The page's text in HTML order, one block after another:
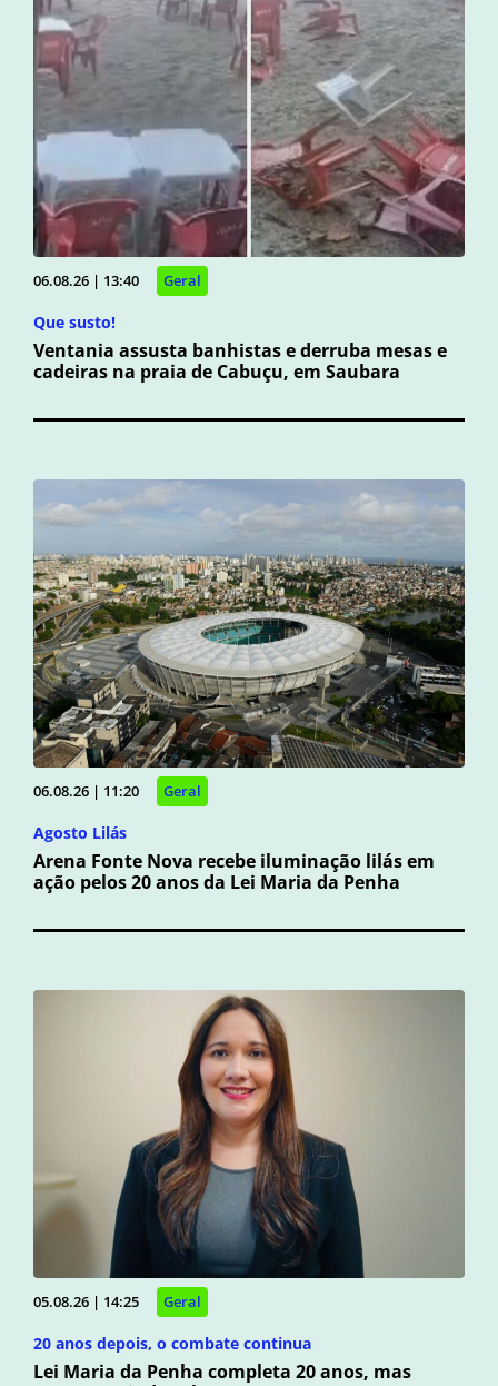
06.08.26 | 13:40 Geral
Que susto!
Ventania assusta banhistas e derruba mesas e
cadeiras na praia de Cabuçu, em Saubara
06.08.26 | 11:20 Geral
Agosto Lilás
Arena Fonte Nova recebe iluminação lilás em
ação pelos 20 anos da Lei Maria da Penha
05.08.26 | 14:25 Geral
20 anos depois, o combate continua
Lei Maria da Penha completa 20 anos, mas